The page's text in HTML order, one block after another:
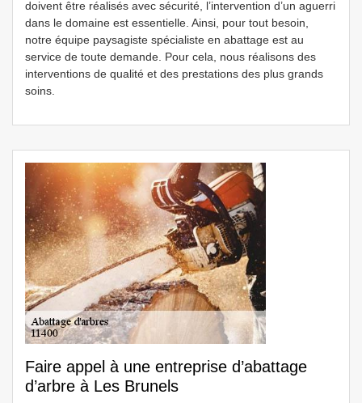
doivent être réalisés avec sécurité, l’intervention d’un aguerri
dans le domaine est essentielle. Ainsi, pour tout besoin,
notre équipe paysagiste spécialiste en abattage est au
service de toute demande. Pour cela, nous réalisons des
interventions de qualité et des prestations des plus grands
soins.
Faire appel à une entreprise d’abattage
d’arbre à Les Brunels